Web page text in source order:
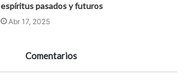
espíritus pasados y futuros
Abr 17, 2025
Comentarios